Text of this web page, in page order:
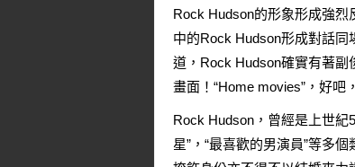
Rock Hudson的形象形成強
中的Rock Hudson形成對話
道，Rock Hudson確實有著副
畫面！“Home movies”，好
Rock Hudson，曾經是上世紀
星”，“最喜歡的男演員”等多